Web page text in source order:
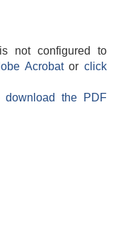
not configured to
Acrobatorclick
the PDF